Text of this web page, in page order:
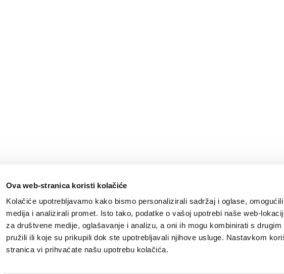
Ova web-stranica koristi kolačiće
Kolačiće upotrebljavamo kako bismo personalizirali sadržaj i oglase,
medija i analizirali promet. Isto tako, podatke o vašoj upotrebi naše web-
za društvene medije, oglašavanje i analizu, a oni ih mogu kombinirati s
pružili ili koje su prikupili dok ste upotrebljavali njihove usluge. Nastavkom
stranica vi prihvaćate našu upotrebu kolačića.